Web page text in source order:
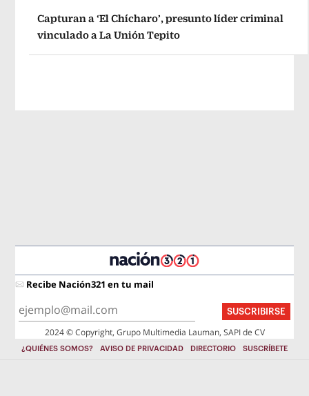
Capturan a ‘El Chícharo’, presunto líder criminal
vinculado a La Unión Tepito
Recibe Nación321 en tu mail
SUSCRIBIRSE
2024 © Copyright, Grupo Multimedia Lauman, SAPI de CV
¿QUIÉNES SOMOS? AVISO DE PRIVACIDAD DIRECTORIO SUSCRÍBETE